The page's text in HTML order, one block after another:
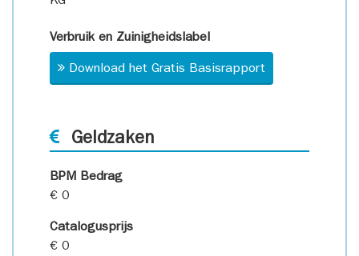
Verbruik en Zuinigheidslabel
Download het Gratis Basisrapport
Geldzaken
BPM Bedrag
€ 0
Catalogusprijs
€ 0